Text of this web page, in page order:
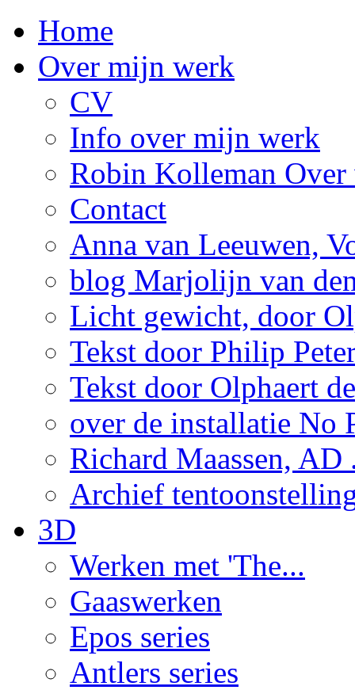
Home
Over mijn werk
CV
Info over mijn werk
Robin Kolleman
Contact
Anna van Leeuwen,
blog Marjolijn van
Licht gewicht, door
Tekst door Philip
Tekst door Olphaert
over de installatie No
Richard Maassen, AD
Archief
3D
Werken met 'The...
Gaaswerken
Epos series
Antlers series